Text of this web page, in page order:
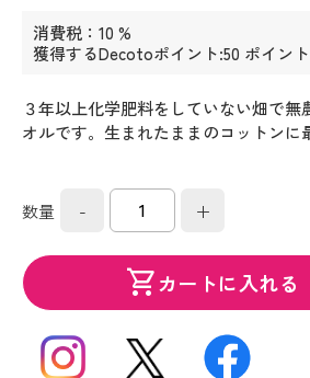
消費税：10 %
獲得するDecotoポイント:50 ポイント
３年以上化学肥料をしていない畑で無
オルです。生まれたままのコットンに
境保護にも役立っています。このタ
った、人と環境に優しいタオルになっ
数量 - +
shopping_cartカートに入れる